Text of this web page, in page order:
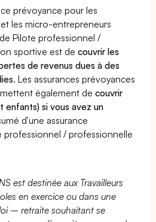
prévoyance pour les
les micro-entrepreneurs
Pilote professionnel /
sportive est decouvrir les
de revenus dues à des
. Les assurances prévoyances
également decouvrir
enfants) si vous avez un
d'une assurance
professionnel / professionnelle
est destinée aux Travailleurs
en exercice ou dans une
– retraite souhaitant se